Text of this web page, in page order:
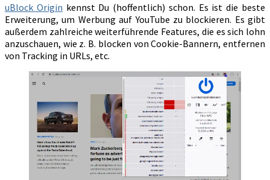
uBlock Origin kennst Du (hoffentlich) schon. Es ist die beste
Erweiterung, um Werbung auf YouTube zu blockieren. Es gibt
außerdem zahlreiche weiterführende Features, die es sich lohn
anzuschauen, wie z. B. blocken von Cookie-Bannern, entfernen
von Tracking in URLs, etc.